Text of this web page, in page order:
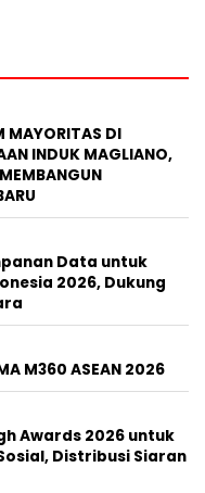
MAYORITAS DI
INDUK MAGLIANO,
Data untuk
2026, Dukung
M360 ASEAN 2026
Awards 2026 untuk
Distribusi Siaran